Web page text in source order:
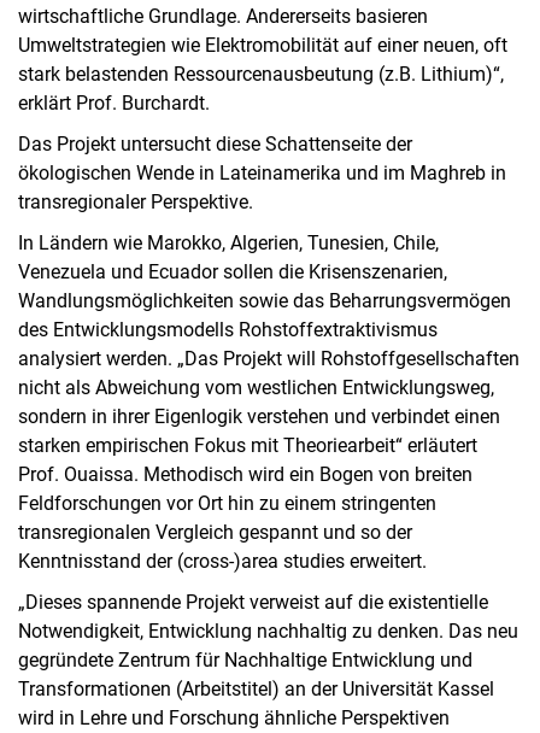
wirtschaftliche Grundlage. Andererseits basieren
Umweltstrategien wie Elektromobilität auf einer neuen, oft
stark belastenden Ressourcenausbeutung (z.B. Lithium)“,
erklärt Prof. Burchardt.
Das Projekt untersucht diese Schattenseite der
ökologischen Wende in Lateinamerika und im Maghreb in
transregionaler Perspektive.
In Ländern wie Marokko, Algerien, Tunesien, Chile,
Venezuela und Ecuador sollen die Krisenszenarien,
Wandlungsmöglichkeiten sowie das Beharrungsvermögen
des Entwicklungsmodells Rohstoffextraktivismus
analysiert werden. „Das Projekt will Rohstoffgesellschaften
nicht als Abweichung vom westlichen Entwicklungsweg,
sondern in ihrer Eigenlogik verstehen und verbindet einen
starken empirischen Fokus mit Theoriearbeit“ erläutert
Prof. Ouaissa. Methodisch wird ein Bogen von breiten
Feldforschungen vor Ort hin zu einem stringenten
transregionalen Vergleich gespannt und so der
Kenntnisstand der (cross-)area studies erweitert.
„Dieses spannende Projekt verweist auf die existentielle
Notwendigkeit, Entwicklung nachhaltig zu denken. Das neu
gegründete Zentrum für Nachhaltige Entwicklung und
Transformationen (Arbeitstitel) an der Universität Kassel
wird in Lehre und Forschung ähnliche Perspektiven